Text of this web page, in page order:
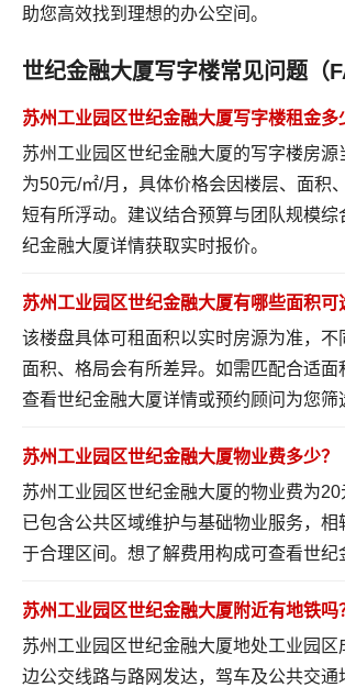
助您高效找到理想的办公空间。
世纪金融大厦写字楼常见问题（
苏州工业园区世纪金融大厦写字楼租金多
苏州工业园区世纪金融大厦的写字楼房源
为50元/㎡/月，具体价格会因楼层、面积
短有所浮动。建议结合预算与团队规模综
纪金融大厦详情获取实时报价。
苏州工业园区世纪金融大厦有哪些面积可
该楼盘具体可租面积以实时房源为准，不
面积、格局会有所差异。如需匹配合适面
查看世纪金融大厦详情或预约顾问为您筛
苏州工业园区世纪金融大厦物业费多少？
苏州工业园区世纪金融大厦的物业费为20
已包含公共区域维护与基础物业服务，相
于合理区间。想了解费用构成可查看世纪
苏州工业园区世纪金融大厦附近有地铁吗
苏州工业园区世纪金融大厦地处工业园区
边公交线路与路网发达，驾车及公共交通